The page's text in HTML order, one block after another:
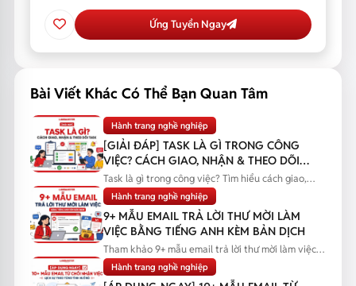
Ứng Tuyển Ngay
Bài Viết Khác Có Thể Bạn Quan Tâm
Hành trang nghề nghiệp
[GIẢI ĐÁP] TASK LÀ GÌ TRONG CÔNG
VIỆC? CÁCH GIAO, NHẬN & THEO DÕI
TASK
Task là gì trong công việc? Tìm hiểu cách giao,
nhận và theo dõi task...
Hành trang nghề nghiệp
9+ MẪU EMAIL TRẢ LỜI THƯ MỜI LÀM
VIỆC BẰNG TIẾNG ANH KÈM BẢN DỊCH
Tham khảo 9+ mẫu email trả lời thư mời làm việc
bằng tiếng Anh kèm bản...
Hành trang nghề nghiệp